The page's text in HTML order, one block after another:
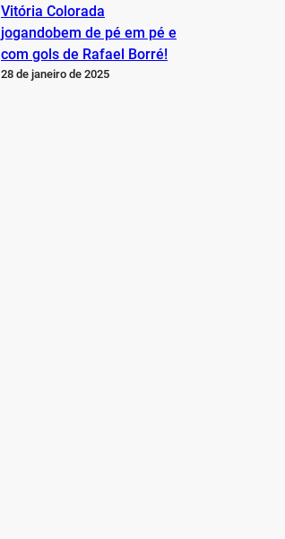
Vitória Colorada
jogandobem de pé em pé e
com gols de Rafael Borré!
28 de janeiro de 2025